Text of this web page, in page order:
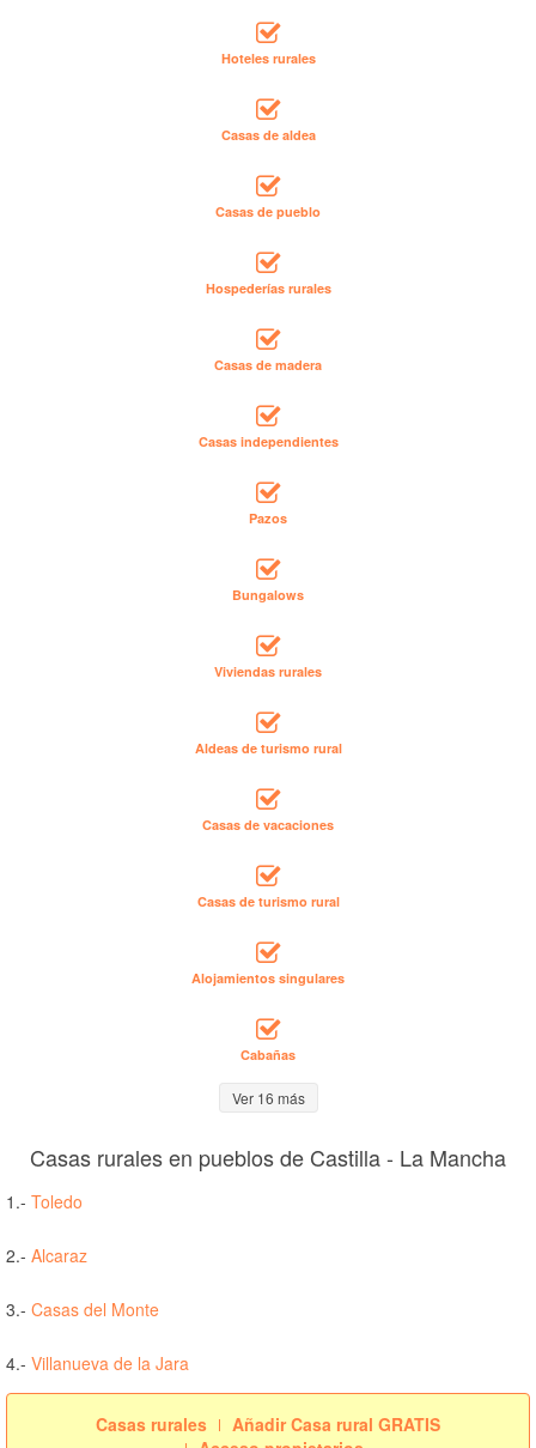
Hoteles rurales
Casas de aldea
Casas de pueblo
Hospederías rurales
Casas de madera
Casas independientes
Pazos
Bungalows
Viviendas rurales
Aldeas de turismo rural
Casas de vacaciones
Casas de turismo rural
Alojamientos singulares
Cabañas
Ver 16 más
Casas rurales en pueblos de Castilla - La Mancha
1.- Toledo
2.- Alcaraz
3.- Casas del Monte
4.- Villanueva de la Jara
Casas rurales
Añadir Casa rural GRATIS